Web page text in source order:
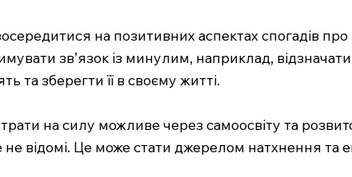
на позитивних аспектах спогадів
зв’язок із минулим, наприклад,
та зберегти її в своєму житті.
на силу можливе через самоосвіту та
відомі. Це може стати джерелом натхнення та